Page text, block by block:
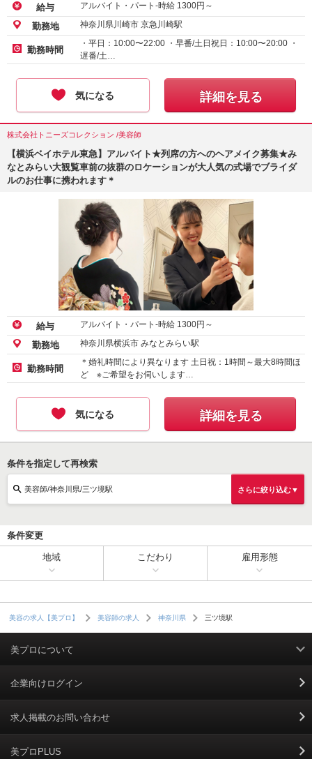
給与 アルバイト・パート-時給 1300円～
勤務地 神奈川県川崎市 京急川崎駅
勤務時間
・平日：10:00〜22:00 ・早番/土日祝日：10:00〜20:00 ・
遅番/土…
気になる 詳細を見る
株式会社トニーズコレクション /美容師
【横浜ベイホテル東急】アルバイト★列席の方へのヘアメイク募集★み
なとみらい大観覧車前の抜群のロケーションが大人気の式場でブライダ
ルのお仕事に携われます＊
給与 アルバイト・パート-時給 1300円～
勤務地 神奈川県横浜市 みなとみらい駅
勤務時間
＊婚礼時間により異なります 土日祝：1時間～最大8時間ほ
ど ※ご希望をお伺いします…
気になる 詳細を見る
条件を指定して再検索
美容師/神奈川県/三ツ境駅 さらに絞り込む▼
条件変更
地域 こだわり 雇用形態
美容の求人【美プロ】 美容師の求人 神奈川県 三ツ境駅
美プロについて
利用規約
掲載規約
個人情報保護ポリシー
企業向けログイン
求人掲載のお問い合わせ
美プロPLUS